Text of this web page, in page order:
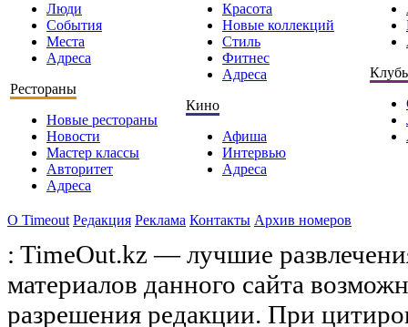
Люди
События
Места
Адреса
Рестораны
Новые рестораны
Новости
Мастер классы
Авторитет
Адреса
Красота
Новые коллекций
Стиль
Фитнес
Адреса
Кино
Афиша
Интервью
Адреса
О Timeоut Редакция Реклама Контакты Архив номеров
: TimeOut.kz — лучшие
материалов данного сайта
разрешения редакции. При